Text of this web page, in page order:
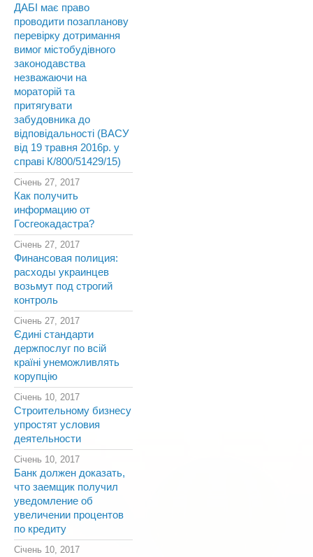
ДАБІ має право
проводити позапланову
перевірку дотримання
вимог містобудівного
законодавства
незважаючи на
мораторій та
притягувати
забудовника до
відповідальності (ВАСУ
від 19 травня 2016р. у
справі К/800/51429/15)
Січень 27, 2017
Как получить
информацию от
Госгеокадастра?
Січень 27, 2017
Финансовая полиция:
расходы украинцев
возьмут под строгий
контроль
Січень 27, 2017
Єдині стандарти
держпослуг по всій
країні унеможливлять
корупцію
Січень 10, 2017
Строительному бизнесу
упростят условия
деятельности
Січень 10, 2017
Банк должен доказать,
что заемщик получил
уведомление об
увеличении процентов
по кредиту
Січень 10, 2017